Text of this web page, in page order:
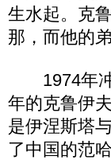
生水起。克
那，而他的
1974年冲
年的克鲁伊
是伊涅斯塔
了中国的范